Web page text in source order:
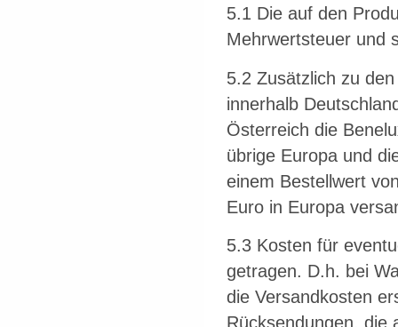
5.1 Die auf den
Mehrwertsteuer und
5.2 Zusätzlich zu
innerhalb
Österreich die
übrige Europa und
einem Bestellwert
Euro in Europa
5.3 Kosten für
getragen. D.h. bei
die Versandkosten
Rücksendungen, die